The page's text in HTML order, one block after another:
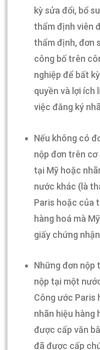
kỳ sửa đổi, bổ
thẩm định viên
thẩm định, đơn
công bố trên
nghiệp để bất
quyền và lợi ích
việc đăng ký
Nếu không có
nộp đơn trên cơ
tại Mỹ hoặc
nước khác (là
Paris hoặc của
hàng hoá mà
giấy chứng
Những đơn nộp
nộp tại một
Công ước Paris
nhãn hiệu hàng
được cấp văn
đã được cấp